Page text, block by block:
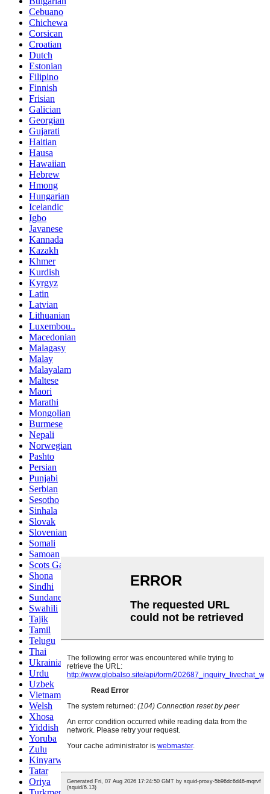
Cebuano
Chichewa
Corsican
Croatian
Dutch
Estonian
Filipino
Finnish
Frisian
Galician
Georgian
Gujarati
Haitian
Hausa
Hawaiian
Hebrew
Hmong
Hungarian
Icelandic
Igbo
Javanese
Kannada
Kazakh
Khmer
Kurdish
Kyrgyz
Latin
Latvian
Lithuanian
Luxembou..
Macedonian
Malagasy
Malay
Malayalam
Maltese
Maori
Marathi
Mongolian
Burmese
Nepali
Norwegian
Pashto
Persian
Punjabi
Serbian
Sesotho
Sinhala
Slovak
Slovenian
Somali
Samoan
Scots Gaelic
Shona
Sindhi
Sundanese
Swahili
Tajik
Tamil
Telugu
Thai
Ukrainian
Urdu
Uzbek
Vietnamese
Welsh
Xhosa
Yiddish
Yoruba
Zulu
Kinyarwanda
Tatar
Oriya